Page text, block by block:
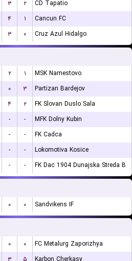
۳ ۲
CD Tapatio
۴ ۱
Cancun FC
۳ ۰ Cruz Azul Hidalgo
۲ ۱
MSK Namestovo
۰ ۳
Partizan Bardejov
۴ ۲
FK Slovan Duslo Sala
- -
MFK Dolny Kubin
- -
FK Cadca
- -
Lokomotiva Kosice
- - FK Dac 1904 Dunajska Streda B
۰ ۰ Sandvikens IF
۰ ۰
FC Metalurg Zaporizhya